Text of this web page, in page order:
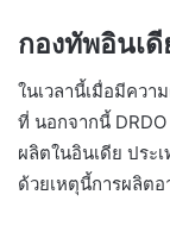
กองทัพอินเ
ในเวลานี้เมื่อมีคว
ที่ นอกจากนี้ DRDO
ผลิตในอินเดีย ประ
ด้วยเหตุนี้การผลิตอ